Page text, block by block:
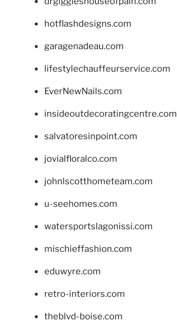
hotflashdesigns.com
garagenadeau.com
lifestylechauffeurservice.com
EverNewNails.com
insideoutdecoratingcentre.com
salvatoresinpoint.com
jovialfloralco.com
johnlscotthometeam.com
u-seehomes.com
watersportslagonissi.com
mischieffashion.com
eduwyre.com
retro-interiors.com
theblvd-boise.com